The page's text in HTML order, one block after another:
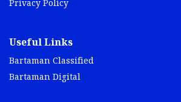
Privacy Policy
Useful Links
Bartaman Classified
Bartaman Digital